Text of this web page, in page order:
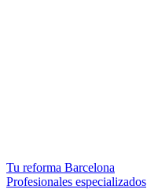
Tu reforma Barcelona
Profesionales especializados